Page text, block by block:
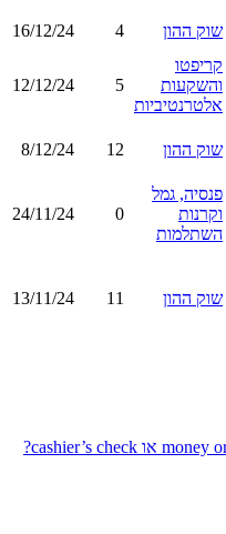
שוק ההון 4
16/12/24
קריפטו
והשקעות
אלטרנטיביות
5
12/12/24
שוק ההון 12
8/12/24
פנסיה, גמל
וקרנות
השתלמות
0
24/11/24
שוק ההון 11
13/11/24